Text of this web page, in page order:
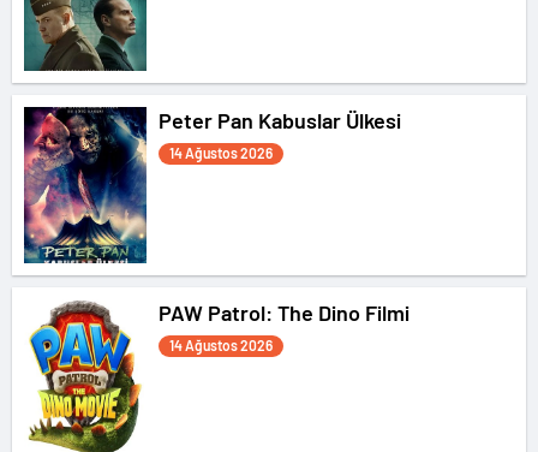
Peter Pan Kabuslar Ülkesi
14 Ağustos 2026
PAW Patrol: The Dino Filmi
14 Ağustos 2026